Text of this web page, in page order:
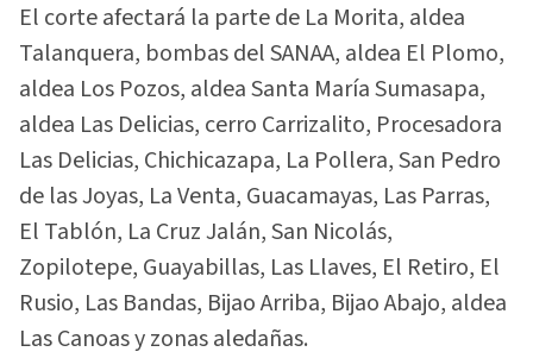
El corte afectará la parte de La Morita, aldea
Talanquera, bombas del SANAA, aldea El Plomo,
aldea Los Pozos, aldea Santa María Sumasapa,
aldea Las Delicias, cerro Carrizalito, Procesadora
Las Delicias, Chichicazapa, La Pollera, San Pedro
de las Joyas, La Venta, Guacamayas, Las Parras,
El Tablón, La Cruz Jalán, San Nicolás,
Zopilotepe, Guayabillas, Las Llaves, El Retiro, El
Rusio, Las Bandas, Bijao Arriba, Bijao Abajo, aldea
Las Canoas y zonas aledañas.